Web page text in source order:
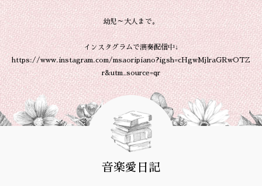
幼児～大人まで。
インスタグラムで演奏配信中↓
https://www.instagram.com/msaoripiano?igsh=cHgwMjlraGRwOTZ
r&utm_source=qr
音楽愛日記